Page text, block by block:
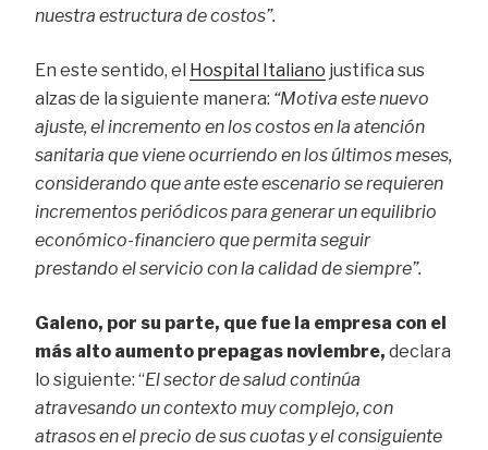
nuestra estructura de costos”.
En este sentido, el Hospital Italiano justifica sus
alzas de la siguiente manera: “Motiva este nuevo
ajuste, el incremento en los costos en la atención
sanitaria que viene ocurriendo en los últimos meses,
considerando que ante este escenario se requieren
incrementos periódicos para generar un equilibrio
económico-financiero que permita seguir
prestando el servicio con la calidad de siempre”.
Galeno, por su parte, que fue la empresa con el
más alto aumento prepagas noviembre, declara
lo siguiente: “El sector de salud continúa
atravesando un contexto muy complejo, con
atrasos en el precio de sus cuotas y el consiguiente